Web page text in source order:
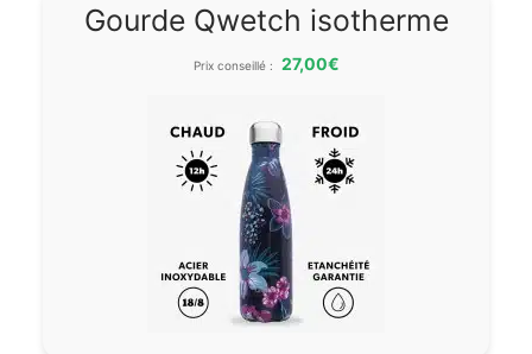
Gourde Qwetch isotherme
Prix conseillé : 27,00€